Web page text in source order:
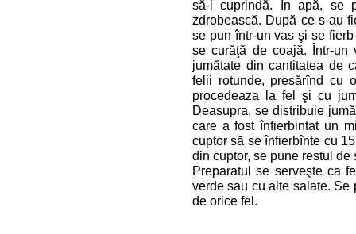
să-i cuprindă. În apă, se
zdrobească. După ce s-au
se pun într-un vas şi se
se curăţă de coajă. Într-
jumătate din cantitatea de
felii rotunde, presărînd cu
procedeaza la fel şi cu
Deasupra, se distribuie
care a fost înfierbintat un
cuptor să se înfierbînte cu
din cuptor, se pune restul de
Preparatul se serveşte ca
verde sau cu alte salate. Se
de orice fel.